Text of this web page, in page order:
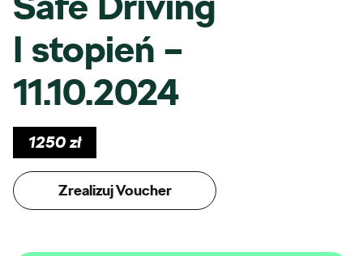
I stopień –
11.10.2024
1250zł
Zrealizuj Voucher